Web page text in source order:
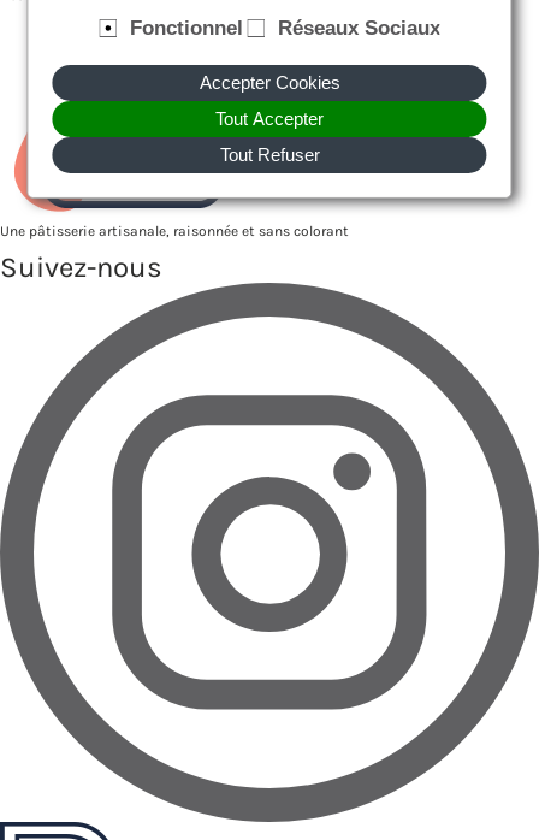
Une pâtisserie artisanale, raisonnée et sans colorant
Suivez-nous
Fonctionnel Réseaux Sociaux
Accepter Cookies
Tout Accepter
Tout Refuser